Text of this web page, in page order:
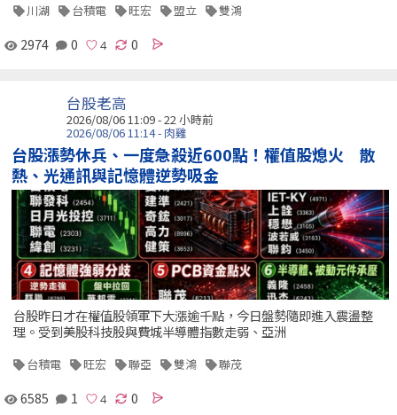
川湖 台積電 旺宏 盟立 雙鴻
2974 0 0
台股老高
2026/08/06 11:09 -22 小時前
2026/08/06 11:14 - 肉雞
台股漲勢休兵、一度急殺近600點！權值股熄火 散
熱、光通訊與記憶體逆勢吸金
台股昨日才在權值股領軍下大漲逾千點，今日盤勢隨即進入震盪整
理。受到美股科技股與費城半導體指數走弱、亞洲
台積電 旺宏 聯亞 雙鴻 聯茂
6585 1 0